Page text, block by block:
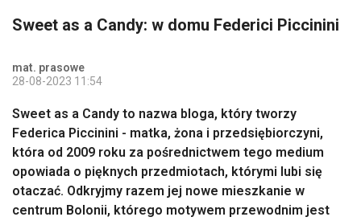
Sweet as a Candy: w domu Federici Piccinini
mat. prasowe
28-08-2023 11:54
Sweet as a Candy to nazwa bloga, który tworzy
Federica Piccinini - matka, żona i przedsiębiorczyni,
która od 2009 roku za pośrednictwem tego medium
opowiada o pięknych przedmiotach, którymi lubi się
otaczać. Odkryjmy razem jej nowe mieszkanie w
centrum Bolonii, którego motywem przewodnim jest